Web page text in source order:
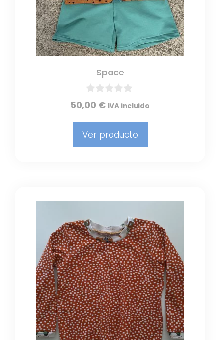
Space
0
d
50,00 € IVA incluido
Ver producto